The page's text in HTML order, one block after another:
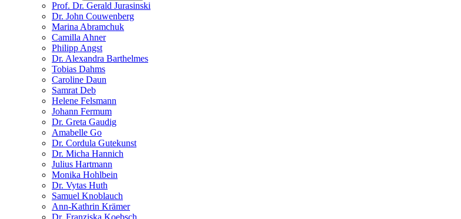
Prof. Dr. Gerald Jurasinski
Dr. John Couwenberg
Marina Abramchuk
Camilla Ahner
Philipp Angst
Dr. Alexandra Barthelmes
Tobias Dahms
Caroline Daun
Samrat Deb
Helene Felsmann
Johann Fermum
Dr. Greta Gaudig
Amabelle Go
Dr. Cordula Gutekunst
Dr. Micha Hannich
Julius Hartmann
Monika Hohlbein
Dr. Vytas Huth
Samuel Knoblauch
Ann-Kathrin Krämer
Dr. Franziska Koebsch